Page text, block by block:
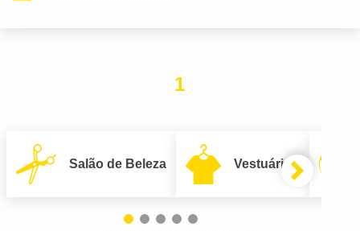
1
Salão de Beleza Vestuário